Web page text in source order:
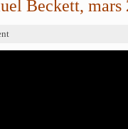
Beckett, mars